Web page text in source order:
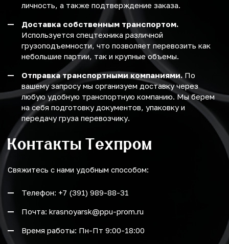
личность, а также подтверждение заказа.
Доставка собственным транспортом.
Используется спецтехника различной
грузоподъемности, что позволяет перевозить как
небольшие партии, так и крупные объемы.
Отправка транспортными компаниями. По
вашему запросу мы организуем доставку через
любую удобную транспортную компанию. Мы берем
на себя подготовку документов, упаковку и
передачу груза перевозчику.
Контакты Техпром
Свяжитесь с нами удобным способом:
Телефон: +7 (391) 989-88-31
Почта: krasnoyarsk@ppu-prom.ru
Время работы: Пн-Пт 9:00-18:00